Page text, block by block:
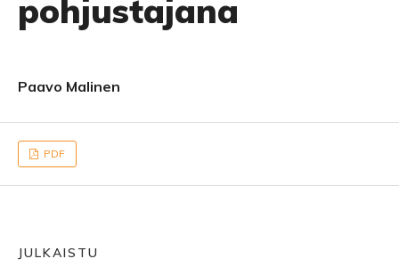
pohjustajana
Paavo Malinen
PDF
JULKAISTU